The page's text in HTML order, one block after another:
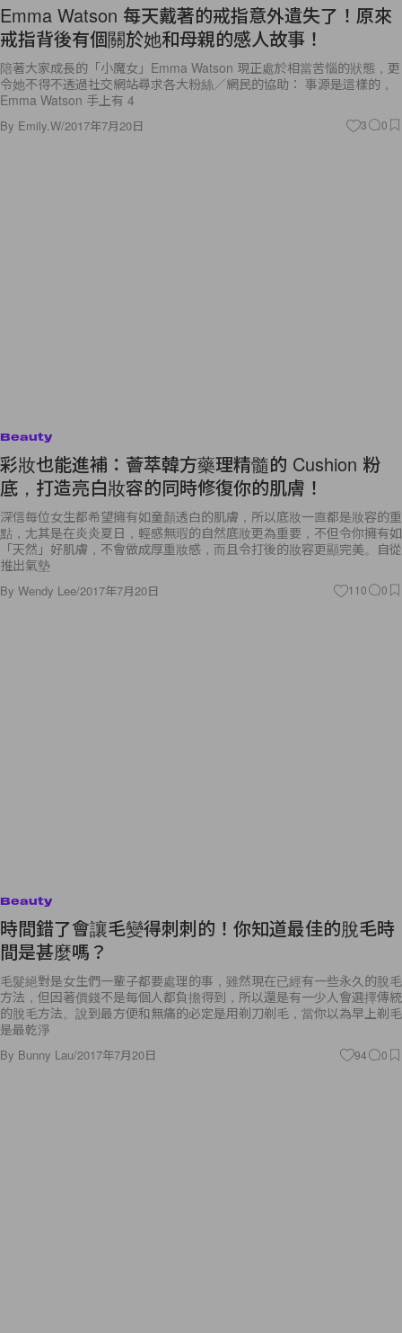
Emma Watson 每天戴著的戒指意外遺失了！原來
戒指背後有個關於她和母親的感人故事！
陪著大家成長的「小魔女」Emma Watson 現正處於相當苦惱的狀態，更
令她不得不透過社交網站尋求各大粉絲／網民的協助： 事源是這樣的，
Emma Watson 手上有 4
By Emily.W/2017年7月20日 3 0
Beauty
彩妝也能進補：薈萃韓方藥理精髓的 Cushion 粉
底，打造亮白妝容的同時修復你的肌膚！
深信每位女生都希望擁有如童顏透白的肌膚，所以底妝一直都是妝容的重
點，尢其是在炎炎夏日，輕感無瑕的自然底妝更為重要，不但令你擁有如
「天然」好肌膚，不會做成厚重妝感，而且令打後的妝容更顯完美。自從
推出氣墊
By Wendy Lee/2017年7月20日 110 0
Beauty
時間錯了會讓毛變得刺刺的！你知道最佳的脫毛時
間是甚麼嗎？
毛髮絕對是女生們一輩子都要處理的事，雖然現在已經有一些永久的脫毛
方法，但因著價錢不是每個人都負擔得到，所以還是有一少人會選擇傳統
的脫毛方法。說到最方便和無痛的必定是用剃刀剃毛，當你以為早上剃毛
是最乾淨
By Bunny Lau/2017年7月20日 94 0